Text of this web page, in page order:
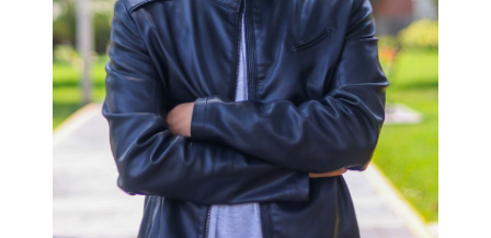
Ingeniería Mecatrónica, nos cuenta cómo
Beca 18 le abrió las puertas a un futuro
lleno de innovación y tecnología